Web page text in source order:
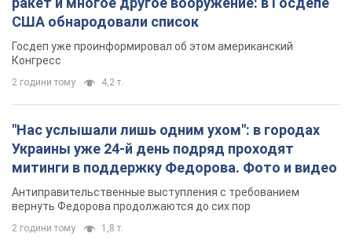
США обнародовали список
Госдеп уже проинформировал об этом американский
Конгресс
2 години тому 4,2 т.
"Нас услышали лишь одним ухом": в городах
Украины уже 24-й день подряд проходят
митинги в поддержку Федорова. Фото и видео
Антиправительственные выступления с требованием
вернуть Федорова продолжаются до сих пор
2 години тому 1,8 т.